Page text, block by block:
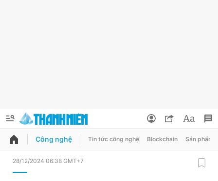
QUẢNG CÁO ĐẶT BÁO
Công nghệ Tin tức công nghệ Blockchain Sản phẩm
28/12/2024 06:38 GMT+7